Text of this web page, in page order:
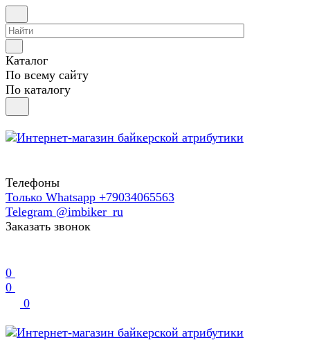
Каталог
По всему сайту
По каталогу
Телефоны
Только Whatsapp +79034065563
Telegram @imbiker_ru
Заказать звонок
0
0
0